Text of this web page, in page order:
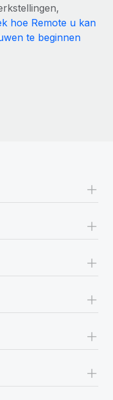
hoe Remote u kan
te beginnen
+
+
+
+
+
+